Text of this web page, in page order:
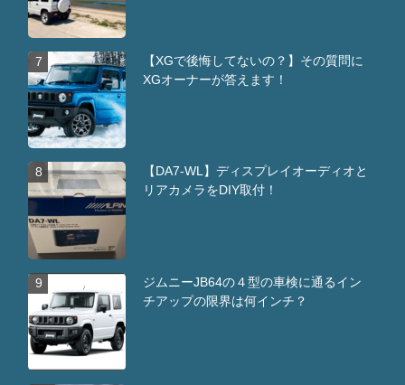
7
【XGで後悔してないの？】その質問に
XGオーナーが答えます！
8
【DA7-WL】ディスプレイオーディオと
リアカメラをDIY取付！
9
ジムニーJB64の４型の車検に通るイン
チアップの限界は何インチ？